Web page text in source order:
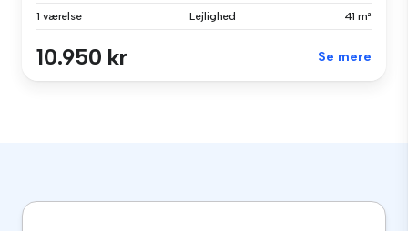
1 værelse Lejlighed 41 m²
10.950 kr Se mere